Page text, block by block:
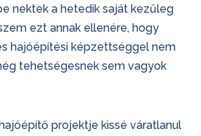
nektek a hetedik saját kezűleg
ezt annak ellenére, hogy
hajóépítési képzettséggel nem
tehetségesnek sem vagyok
projektje kissé váratlanul